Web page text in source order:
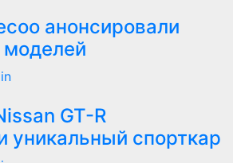
анонсировали
GT-R
уникальный спорткар